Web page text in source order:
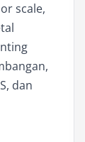
scale,
dan